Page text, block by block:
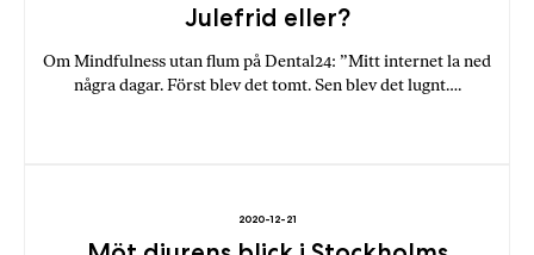
Julefrid eller?
Om Mindfulness utan flum på Dental24: ”Mitt internet la ned
några dagar. Först blev det tomt. Sen blev det lugnt….
2020-12-21